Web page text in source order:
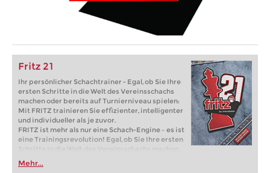
Fritz 21
Ihr persönlicher Schachtrainer - Egal, ob Sie Ihre
ersten Schritte in die Welt des Vereinsschachs
machen oder bereits auf Turnierniveau spielen:
Mit FRITZ trainieren Sie effizienter, intelligenter
und individueller als je zuvor.
FRITZ ist mehr als nur eine Schach-Engine – es ist
eine Trainingsrevolution! Egal, ob Sie Ihre ersten
Schritte in die Welt des Vereinsschachs machen
oder bereits auf Turnierniveau spielen: Mit
FRITZ trainieren Sie effizienter, intelligenter und
Mehr...